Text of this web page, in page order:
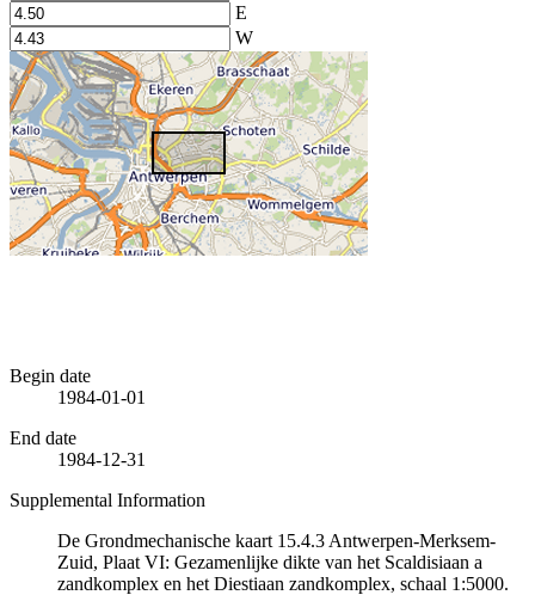
E
W
Begin date
1984-01-01
End date
1984-12-31
Supplemental Information
De Grondmechanische kaart 15.4.3 Antwerpen-Merksem-
Zuid, Plaat VI: Gezamenlijke dikte van het Scaldisiaan a
zandkomplex en het Diestiaan zandkomplex, schaal 1:5000.